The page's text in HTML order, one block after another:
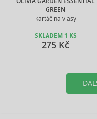
GREEN
kartáč na vlasy
SKLADEM 1 KS
275 Kč